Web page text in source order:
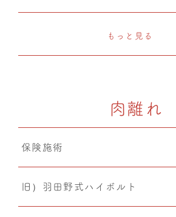
CMC筋膜ストレッチ（リリース）
もっと見る
肉離れ
保険施術
旧）羽田野式ハイボルト